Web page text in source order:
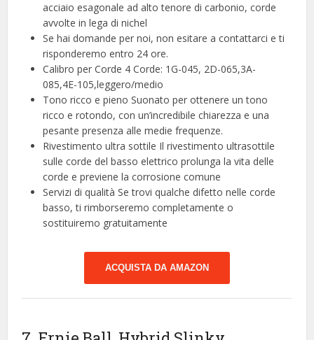
acciaio esagonale ad alto tenore di carbonio, corde
avvolte in lega di nichel
Se hai domande per noi, non esitare a contattarci e ti
risponderemo entro 24 ore.
Calibro per Corde 4 Corde: 1G-045, 2D-065,3A-
085,4E-105,leggero/medio
Tono ricco e pieno Suonato per ottenere un tono
ricco e rotondo, con un’incredibile chiarezza e una
pesante presenza alle medie frequenze.
Rivestimento ultra sottile Il rivestimento ultrasottile
sulle corde del basso elettrico prolunga la vita delle
corde e previene la corrosione comune
Servizi di qualità Se trovi qualche difetto nelle corde
basso, ti rimborseremo completamente o
sostituiremo gratuitamente
ACQUISTA DA AMAZON